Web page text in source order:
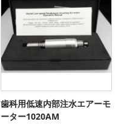
歯科用低速内部注水エアーモ
ーター1020AM